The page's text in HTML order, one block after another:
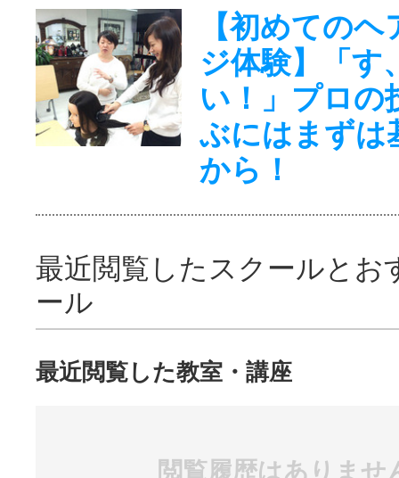
【初めての
ジ体験】「す
い！」プロの
ぶにはまずは
から！
最近閲覧したスクールとお
ール
最近閲覧した教室・講座
閲覧履歴はありませ